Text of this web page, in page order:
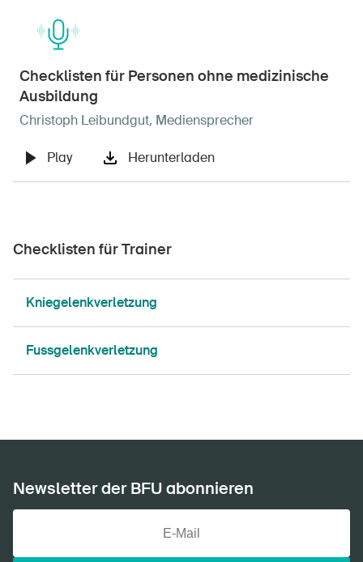
Checklisten für Personen ohne medizinische
Ausbildung
Christoph Leibundgut, Mediensprecher
Play Herunterladen
Checklisten für Trainer
Kniegelenkverletzung
Fussgelenkverletzung
Newsletter der BFU abonnieren